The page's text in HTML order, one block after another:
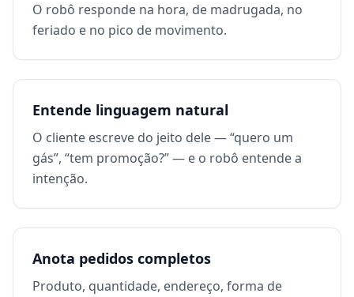
O robô responde na hora, de madrugada, no
feriado e no pico de movimento.
Entende linguagem natural
O cliente escreve do jeito dele — “quero um
gás”, “tem promoção?” — e o robô entende a
intenção.
Anota pedidos completos
Produto, quantidade, endereço, forma de